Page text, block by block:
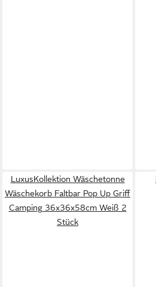
LuxusKollektion Wäschetonne
Wäschekorb Faltbar Pop Up Griff
Camping 36x36x58cm Weiß 2
Stück